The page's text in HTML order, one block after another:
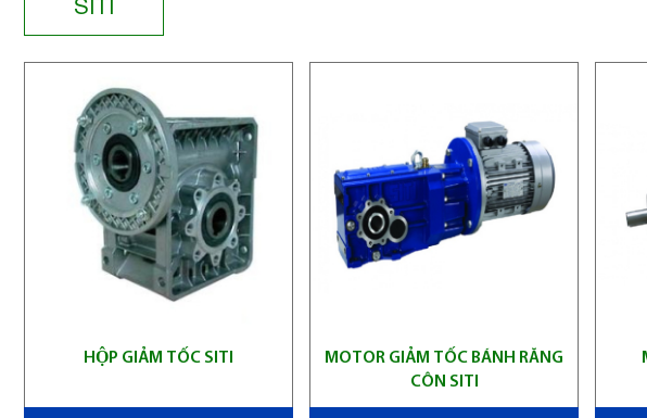
SITI
HỘP GIẢM TỐC SITI
MOTOR GIẢM TỐC BÁNH RĂNG
CÔN SITI